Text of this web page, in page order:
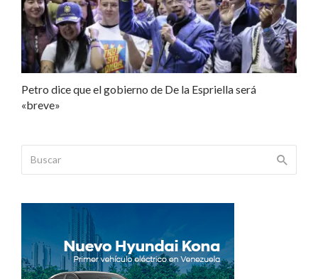
Petro dice que el gobierno de De la Espriella será
«breve»